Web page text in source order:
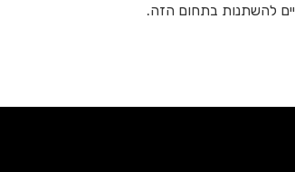
להשתנות בתחום הזה.